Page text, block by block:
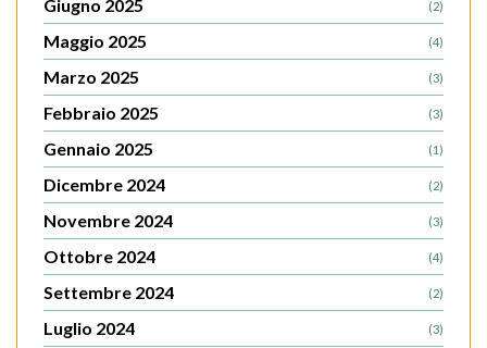
Giugno 2025 (2)
Maggio 2025 (4)
Marzo 2025 (3)
Febbraio 2025 (3)
Gennaio 2025 (1)
Dicembre 2024 (2)
Novembre 2024 (3)
Ottobre 2024 (4)
Settembre 2024 (2)
Luglio 2024 (3)